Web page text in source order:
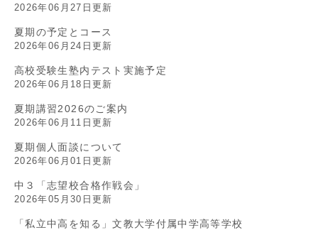
2026年06月27日更新
夏期の予定とコース
2026年06月24日更新
高校受験生塾内テスト実施予定
2026年06月18日更新
夏期講習2026のご案内
2026年06月11日更新
夏期個人面談について
2026年06月01日更新
中３「志望校合格作戦会」
2026年05月30日更新
「私立中高を知る」文教大学付属中学高等学校